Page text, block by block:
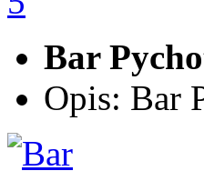
Bar
Opis: Bar